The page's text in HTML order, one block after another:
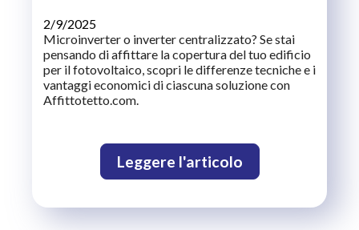
2/9/2025
Microinverter o inverter centralizzato? Se stai
pensando di affittare la copertura del tuo edificio
per il fotovoltaico, scopri le differenze tecniche e i
vantaggi economici di ciascuna soluzione con
Affittotetto.com.
Leggere l'articolo